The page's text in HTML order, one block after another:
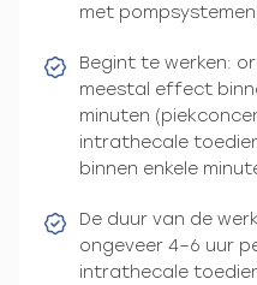
met
Begint te werken:
meestal effect
minuten
intrathecale
binnen enkele
De duur van de
ongeveer 4–6 uur
intrathecale